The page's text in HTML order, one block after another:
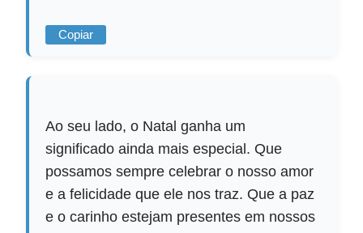
Copiar
Ao seu lado, o Natal ganha um
significado ainda mais especial. Que
possamos sempre celebrar o nosso amor
e a felicidade que ele nos traz. Que a paz
e o carinho estejam presentes em nossos